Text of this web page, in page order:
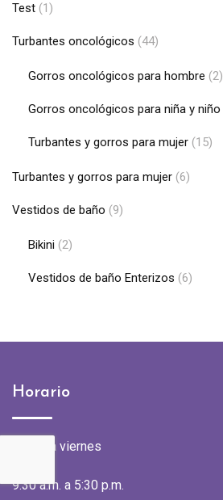
Test (1)
Turbantes oncológicos (44)
Gorros oncológicos para hombre (2)
Gorros oncológicos para niña y niño
Turbantes y gorros para mujer (15)
Turbantes y gorros para mujer (6)
Vestidos de baño (9)
Bikini (2)
Vestidos de baño Enterizos (6)
Horario
Lunes a viernes
9:30 a.m. a 5:30 p.m.